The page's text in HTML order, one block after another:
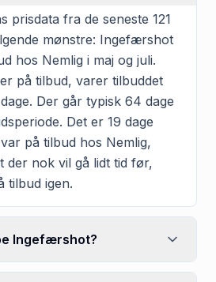
prisdata fra de seneste 121
mønstre: Ingefærshot
hos Nemlig i maj og juli.
på tilbud, varer tilbuddet
Der går typisk 64 dage
Det er 19 dage
på tilbud hos Nemlig,
der nok vil gå lidt tid før,
tilbud igen.
Ingefærshot?